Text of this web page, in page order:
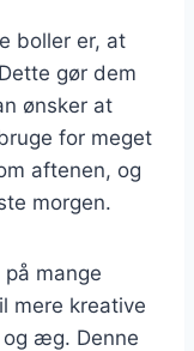
boller er, at
gør dem
ønsker at
for meget
aftenen, og
morgen.
mange
mere kreative
æg. Denne